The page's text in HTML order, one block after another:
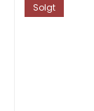
Solgt